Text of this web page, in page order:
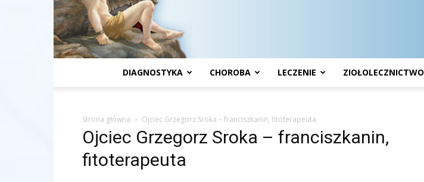
DIAGNOSTYKA CHOROBA LECZENIE ZIOŁOLECZNICTWO
Strona główna Ojciec Grzegorz Sroka – franciszkanin, fitoterapeuta
Ojciec Grzegorz Sroka – franciszkanin,
fitoterapeuta